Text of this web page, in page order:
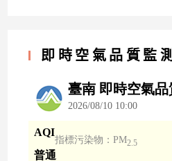
即時空氣品質監測